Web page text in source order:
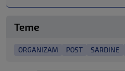
Teme
ORGANIZAM POST SARDINE